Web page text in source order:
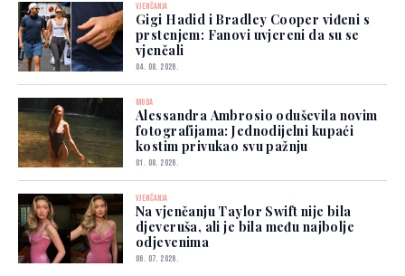
VJENČANJA
Gigi Hadid i Bradley Cooper viđeni s
prstenjem: Fanovi uvjereni da su se
vjenčali
04. 08. 2026.
MODA
Alessandra Ambrosio oduševila novim
fotografijama: Jednodijelni kupaći
kostim privukao svu pažnju
01. 08. 2026.
VJENČANJA
Na vjenčanju Taylor Swift nije bila
djeveruša, ali je bila među najbolje
odjevenima
06. 07. 2026.